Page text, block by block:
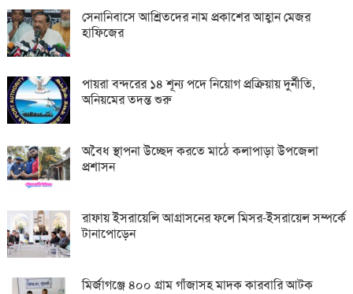
সেনানিবাসে আশ্রিতদের নাম প্রকাশের আহ্বান মেজর
হাফিজের
পায়রা বন্দরের ১৪ শূন্য পদে নিয়োগ প্রক্রিয়ায় দুর্নীতি,
অনিয়মের তদন্ত শুরু
অবৈধ স্থাপনা উচ্ছেদ করতে মাঠে কলাপাড়া উপজেলা
প্রশাসন
রাফায় ইসরায়েলি আগ্রাসনের ফলে মিসর-ইসরায়েল সম্পর্কে
টানাপোড়েন
মির্জাগঞ্জে ৪০০ গ্রাম গাঁজাসহ মাদক কারবারি আটক